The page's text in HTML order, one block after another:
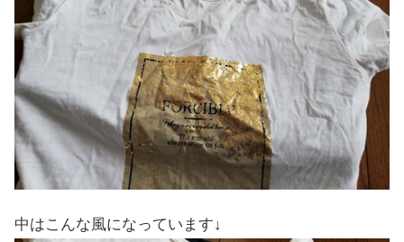
中はこんな風になっています↓